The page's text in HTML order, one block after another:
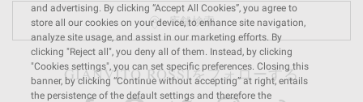
店舗検索
GIANVITO ROSSIをフォローする
and advertising. By clicking “Accept All Cookies”, you agree to
store all our cookies on your device, to enhance site navigation,
analyze site usage, and assist in our marketing efforts. By
clicking "Reject all", you deny all of them. Instead, by clicking
"Cookies settings", you can set specific preferences. Closing this
banner, by clicking “Continue without accepting” at right, entails
the persistence of the default settings and therefore the